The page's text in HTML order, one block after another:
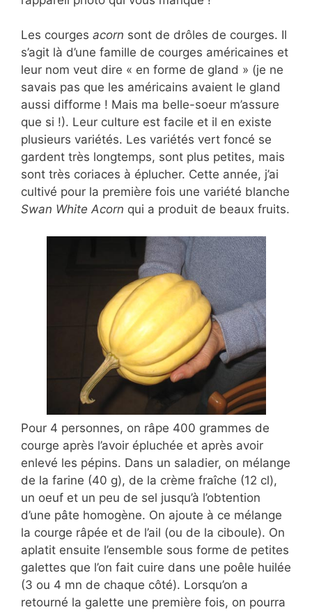
Les courges acorn sont de drôles de courges. Il
s’agit là d’une famille de courges américaines et
leur nom veut dire « en forme de gland » (je ne
savais pas que les américains avaient le gland
aussi difforme ! Mais ma belle-soeur m’assure
que si !). Leur culture est facile et il en existe
plusieurs variétés. Les variétés vert foncé se
gardent très longtemps, sont plus petites, mais
sont très coriaces à éplucher. Cette année, j’ai
cultivé pour la première fois une variété blanche
Swan White Acorn qui a produit de beaux fruits.
Pour 4 personnes, on râpe 400 grammes de
courge après l’avoir épluchée et après avoir
enlevé les pépins. Dans un saladier, on mélange
de la farine (40 g), de la crème fraîche (12 cl),
un oeuf et un peu de sel jusqu’à l’obtention
d’une pâte homogène. On ajoute à ce mélange
la courge râpée et de l’ail (ou de la ciboule). On
aplatit ensuite l’ensemble sous forme de petites
galettes que l’on fait cuire dans une poêle huilée
(3 ou 4 mn de chaque côté). Lorsqu’on a
retourné la galette une première fois, on pourra